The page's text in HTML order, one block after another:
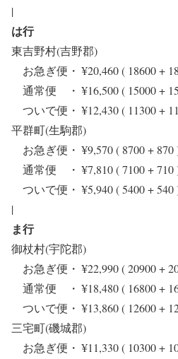
|
は行
東吉野村(吉野郡)
お急ぎ便・ ¥20,460 ( 18600 +
通常便 ・ ¥16,500 ( 15000 +
ついで便・ ¥12,430 ( 11300
平群町(生駒郡)
お急ぎ便・ ¥9,570 ( 8700 +
通常便 ・ ¥7,810 ( 7100 +
ついで便・ ¥5,940 ( 5400 +
|
ま行
御杖村(宇陀郡)
お急ぎ便・ ¥22,990 ( 20900 +
通常便 ・ ¥18,480 ( 16800 +
ついで便・ ¥13,860 ( 12600
三宅町(磯城郡)
お急ぎ便・ ¥11,330 ( 10300 +